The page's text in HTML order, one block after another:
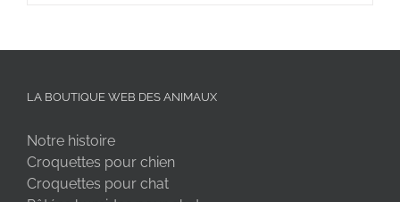
LA BOUTIQUE WEB DES ANIMAUX
Notre histoire
Croquettes pour chien
Croquettes pour chat